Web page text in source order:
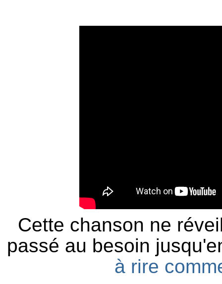
Cette chanson ne
passé au besoin
à rire